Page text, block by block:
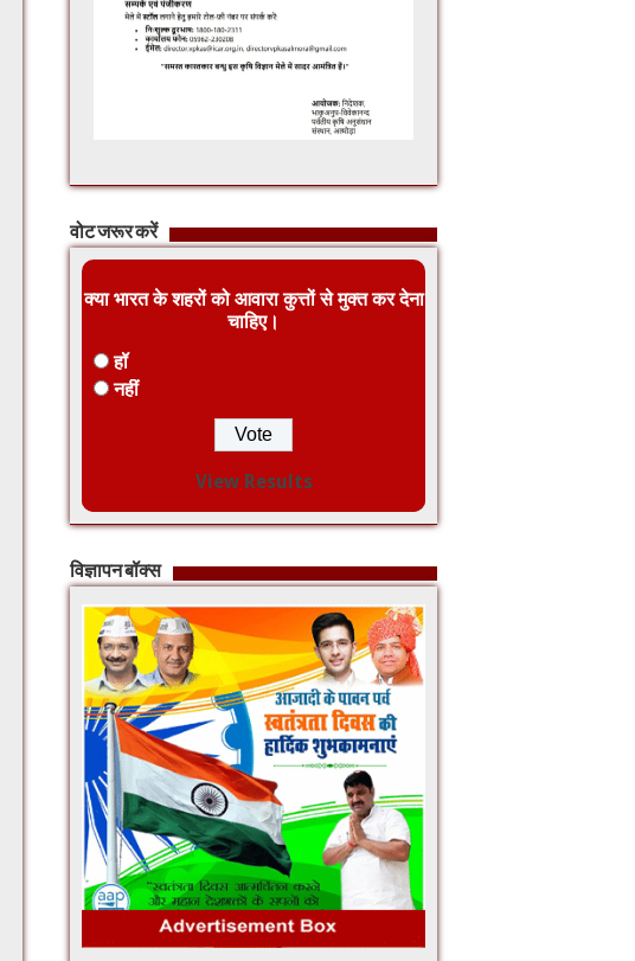
वोट जरूर करें
क्या भारत के शहरों को आवारा कुत्तों से मुक्त कर देना
चाहिए।
हॉ
नहीं
View Results
विज्ञापन बॉक्स